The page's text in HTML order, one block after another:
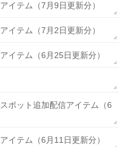
イテム（7月9日更新分）
イテム（7月2日更新分）
イテム（6月25日更新分）
ポット追加配信アイテム（6
イテム（6月11日更新分）